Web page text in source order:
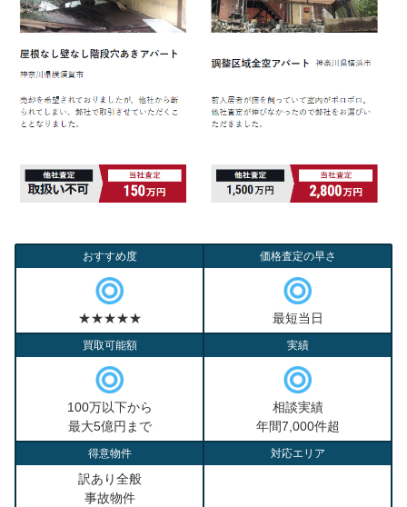
おすすめ度
★★★★★
価格査定の早さ
最短当日
買取可能額
100万以下から
最大5億円まで
実績
相談実績
年間7,000件超
得意物件
訳あり全般
事故物件
対応エリア